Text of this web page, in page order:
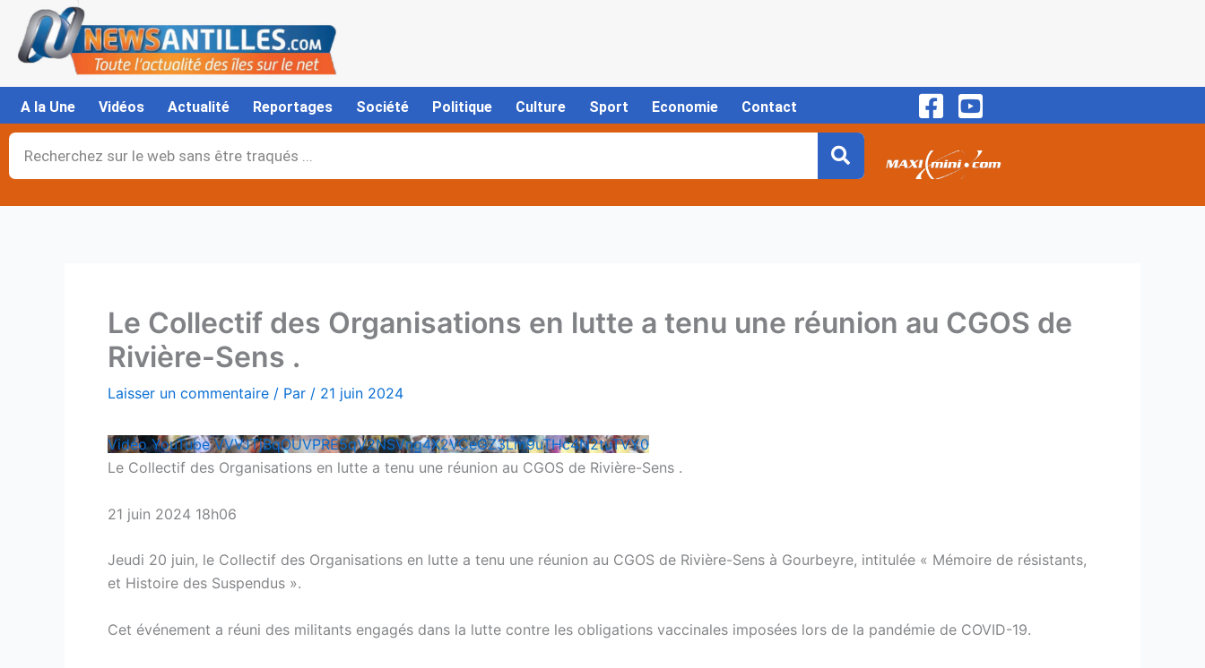
contenu
A la Une Vidéos Actualité Reportages Société Politique Culture Sport Economie Contact
Rechercher
Le Collectif des Organisations en lutte a tenu une réunion au CGOS de
Rivière-Sens .
Laisser un commentaire / Par / 21 juin 2024
Vidéo YouTube VVVJTjBqOUVPRE5qV2NSVng4X2VCeGZ3Lm9uTHc4N2tuTVY0
Le Collectif des Organisations en lutte a tenu une réunion au CGOS de Rivière-Sens .
21 juin 2024 18h06
Jeudi 20 juin, le Collectif des Organisations en lutte a tenu une réunion au CGOS de Rivière-Sens à Gourbeyre, intitulée « Mémoire de résistants,
et Histoire des Suspendus ».
Cet événement a réuni des militants engagés dans la lutte contre les obligations vaccinales imposées lors de la pandémie de COVID-19.